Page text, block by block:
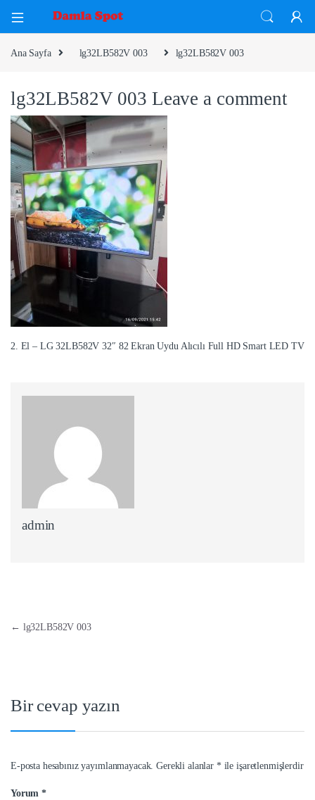
Ana Sayfa lg32LB582V 003 lg32LB582V 003
lg32LB582V 003 Leave a comment
2. El – LG 32LB582V 32″ 82 Ekran Uydu Alıcılı Full HD Smart LED TV
admin
Yazı dolaşımı
← lg32LB582V 003
Bir cevap yazın
E-posta hesabınız yayımlanmayacak. Gerekli alanlar *ile işaretlenmişlerdir
Yorum*